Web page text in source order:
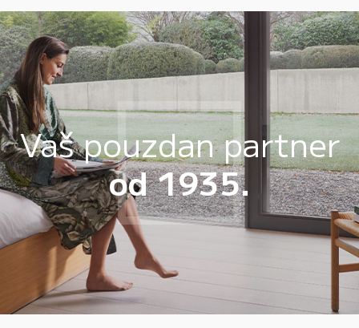
Vaš pouzdan partner
od 1935.